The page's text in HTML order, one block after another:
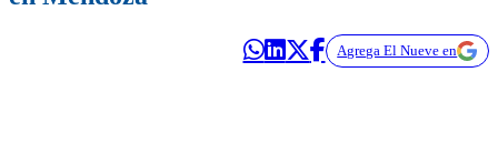
Agrega El Nueve en